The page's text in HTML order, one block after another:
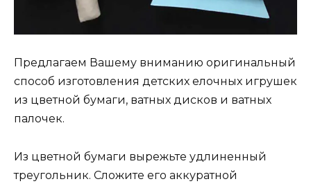
Предлагаем Вашему вниманию оригинальный
способ изготовления детских елочных игрушек
из цветной бумаги, ватных дисков и ватных
палочек.
Из цветной бумаги вырежьте удлиненный
треугольник. Сложите его аккуратной